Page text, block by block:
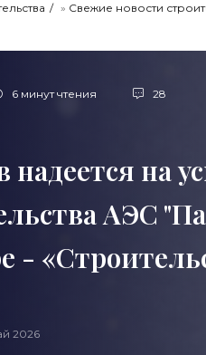
» Свежие новости
6 минут чтения 28
надеется на
АЭС
-
2026